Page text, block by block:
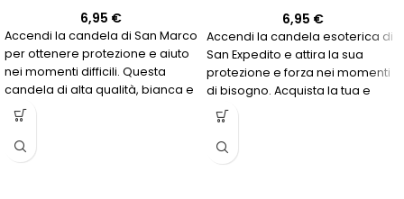
6,95 €
Accendi la candela di San Marco
per ottenere protezione e aiuto
nei momenti difficili. Questa
candela di alta qualità, bianca e
rossa, è ideale per coloro che
cercano giustizia in una causa
legale o protezione dall'invidia e
6,95 €
Accendi la candela esoterica di
San Expedito e attira la sua
protezione e forza nei momenti
di bisogno. Acquista la tua e
scopri di più su questa potente
candela colorata di rosso e
verde!